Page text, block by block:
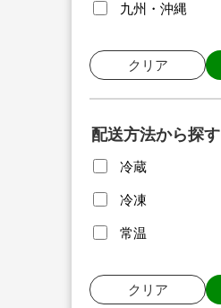
九州・沖縄
クリア
配送方法から探す
冷蔵
冷凍
常温
クリア